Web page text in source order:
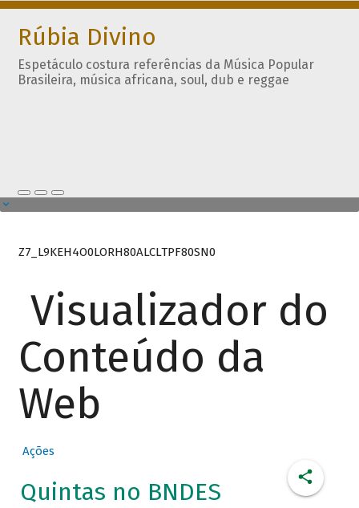
Rúbia Divino
Espetáculo costura referências da Música Popular
Brasileira, música africana, soul, dub e reggae
Z7_L9KEH4O0LORH80ALCLTPF80SN0
Visualizador do
Conteúdo da
Web
Ações
Quintas no BNDES